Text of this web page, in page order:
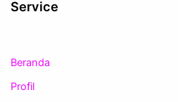
Service
Beranda
Profil